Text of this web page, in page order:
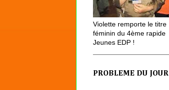
Violette remporte le titre
féminin du 4ème rapide
Jeunes EDP !
PROBLEME DU JOUR